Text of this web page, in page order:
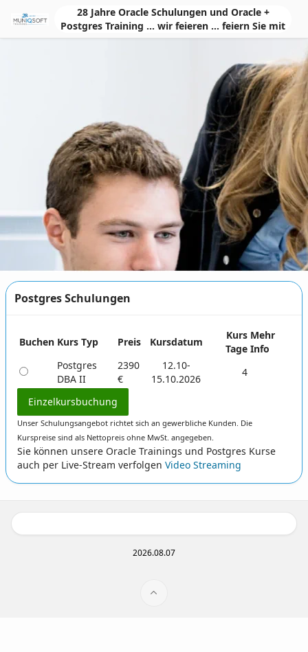
Skip to Main Content28 Jahre Oracle Schulungen und Oracle +
Postgres Training ... wir feieren ... feiern Sie mit
Postgres Schulungen
Buchen Kurs Typ Preis Kursdatum
Kurs
Tage
Mehr
Info
Postgres
DBA II
2390
€
12.10-
15.10.2026
4
Einzelkursbuchung
Unser Schulungsangebot richtet sich an gewerbliche Kunden. Die
Kurspreise sind als Nettopreis ohne MwSt. angegeben.
Sie können unsere Oracle Trainings und Postgres Kurse
auch per Live-Stream verfolgen Video Streaming
2026.08.07